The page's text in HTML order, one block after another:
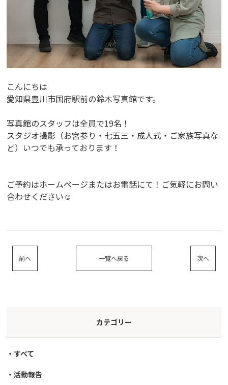
こんにちは
愛知県豊川市国府駅前の鈴木写真館です。
写真館のスタッフは全員で19名！
スタジオ撮影（お宮参り・七五三・成人式・ご家族写真な
ど）いつでも承っております！
ご予約はホームページまたはお電話にて！ご気軽にお問い
合わせください☺️
前へ 一覧へ戻る 次へ
カテゴリー
すべて
活動報告